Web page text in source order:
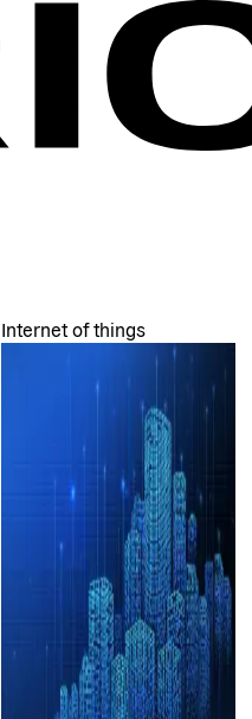
Internet of things